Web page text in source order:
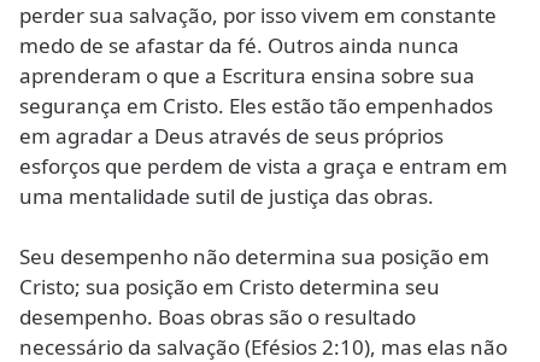
perder sua salvação, por isso vivem em constante
medo de se afastar da fé. Outros ainda nunca
aprenderam o que a Escritura ensina sobre sua
segurança em Cristo. Eles estão tão empenhados
em agradar a Deus através de seus próprios
esforços que perdem de vista a graça e entram em
uma mentalidade sutil de justiça das obras.
Seu desempenho não determina sua posição em
Cristo; sua posição em Cristo determina seu
desempenho. Boas obras são o resultado
necessário da salvação (Efésios 2:10), mas elas não